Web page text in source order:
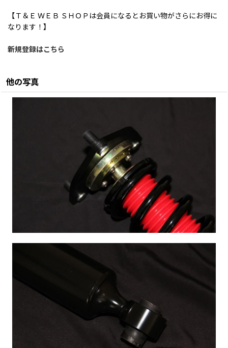
【Ｔ＆Ｅ ＷＥＢ ＳＨＯＰは会員になるとお買い物がさらにお得に
なります！】
新規登録はこちら
他の写真